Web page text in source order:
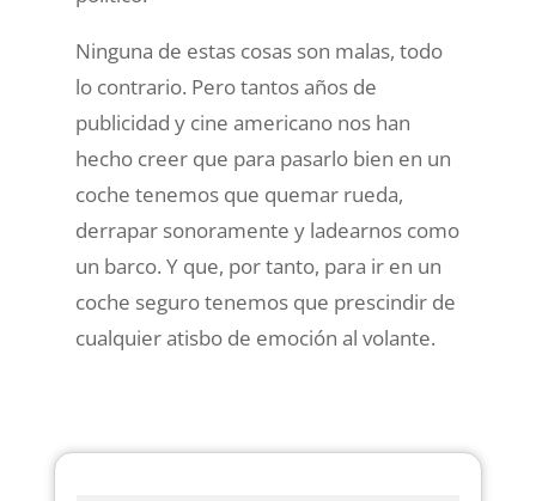
Ninguna de estas cosas son malas, todo
lo contrario. Pero tantos años de
publicidad y cine americano nos han
hecho creer que para pasarlo bien en un
coche tenemos que quemar rueda,
derrapar sonoramente y ladearnos como
un barco. Y que, por tanto, para ir en un
coche seguro tenemos que prescindir de
cualquier atisbo de emoción al volante.